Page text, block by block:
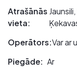
Atrašānās
vieta:
Operātors:Var ar
Piegāde: Ar